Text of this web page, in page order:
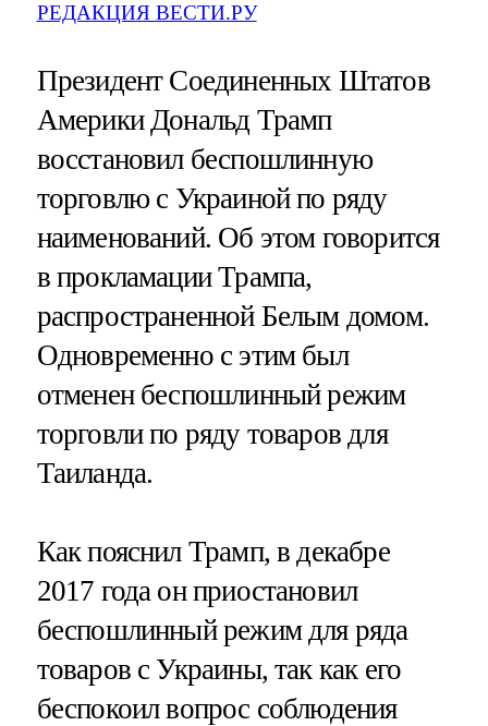
РЕДАКЦИЯ ВЕСТИ.РУ
Президент Соединенных Штатов
Америки Дональд Трамп
восстановил беспошлинную
торговлю с Украиной по ряду
наименований. Об этом говорится
в прокламации Трампа,
распространенной Белым домом.
Одновременно с этим был
отменен беспошлинный режим
торговли по ряду товаров для
Таиланда.
Как пояснил Трамп, в декабре
2017 года он приостановил
беспошлинный режим для ряда
товаров с Украины, так как его
беспокоил вопрос соблюдения